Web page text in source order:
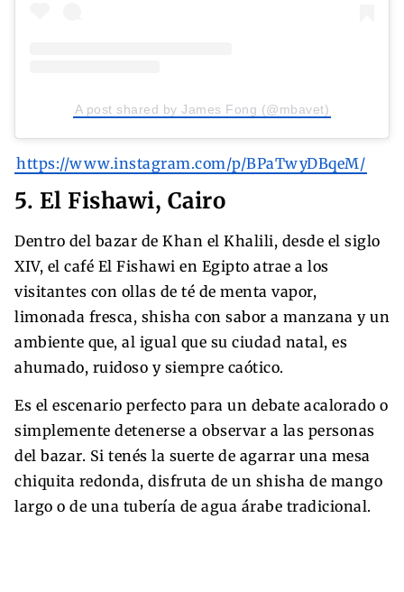
A post shared by James Fong (@mbavet)
https://www.instagram.com/p/BPaTwyDBqeM/
5. El Fishawi, Cairo
Dentro del bazar de Khan el Khalili, desde el siglo
XIV, el café El Fishawi en Egipto atrae a los
visitantes con ollas de té de menta vapor,
limonada fresca, shisha con sabor a manzana y un
ambiente que, al igual que su ciudad natal, es
ahumado, ruidoso y siempre caótico.
Es el escenario perfecto para un debate acalorado o
simplemente detenerse a observar a las personas
del bazar. Si tenés la suerte de agarrar una mesa
chiquita redonda, disfruta de un shisha de mango
largo o de una tubería de agua árabe tradicional.